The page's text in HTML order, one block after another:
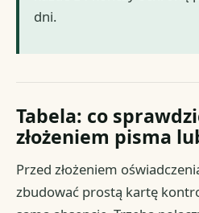
dni.
Tabela: co
złożeniem pisma
Przed złożeniem
zbudować prostą kartę